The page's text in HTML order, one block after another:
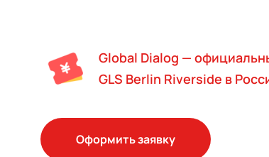
Global Dialog —
GLS Berlin Riverside в
Оформить заявку